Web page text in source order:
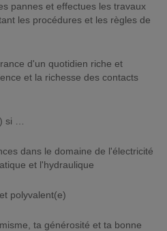
pannes et effectues les travaux
les procédures et les règles de
d'un quotidien riche et
et la richesse des contacts
si …
dans le domaine de l'électricité
et l'hydraulique
polyvalent(e)
ta générosité et ta bonne